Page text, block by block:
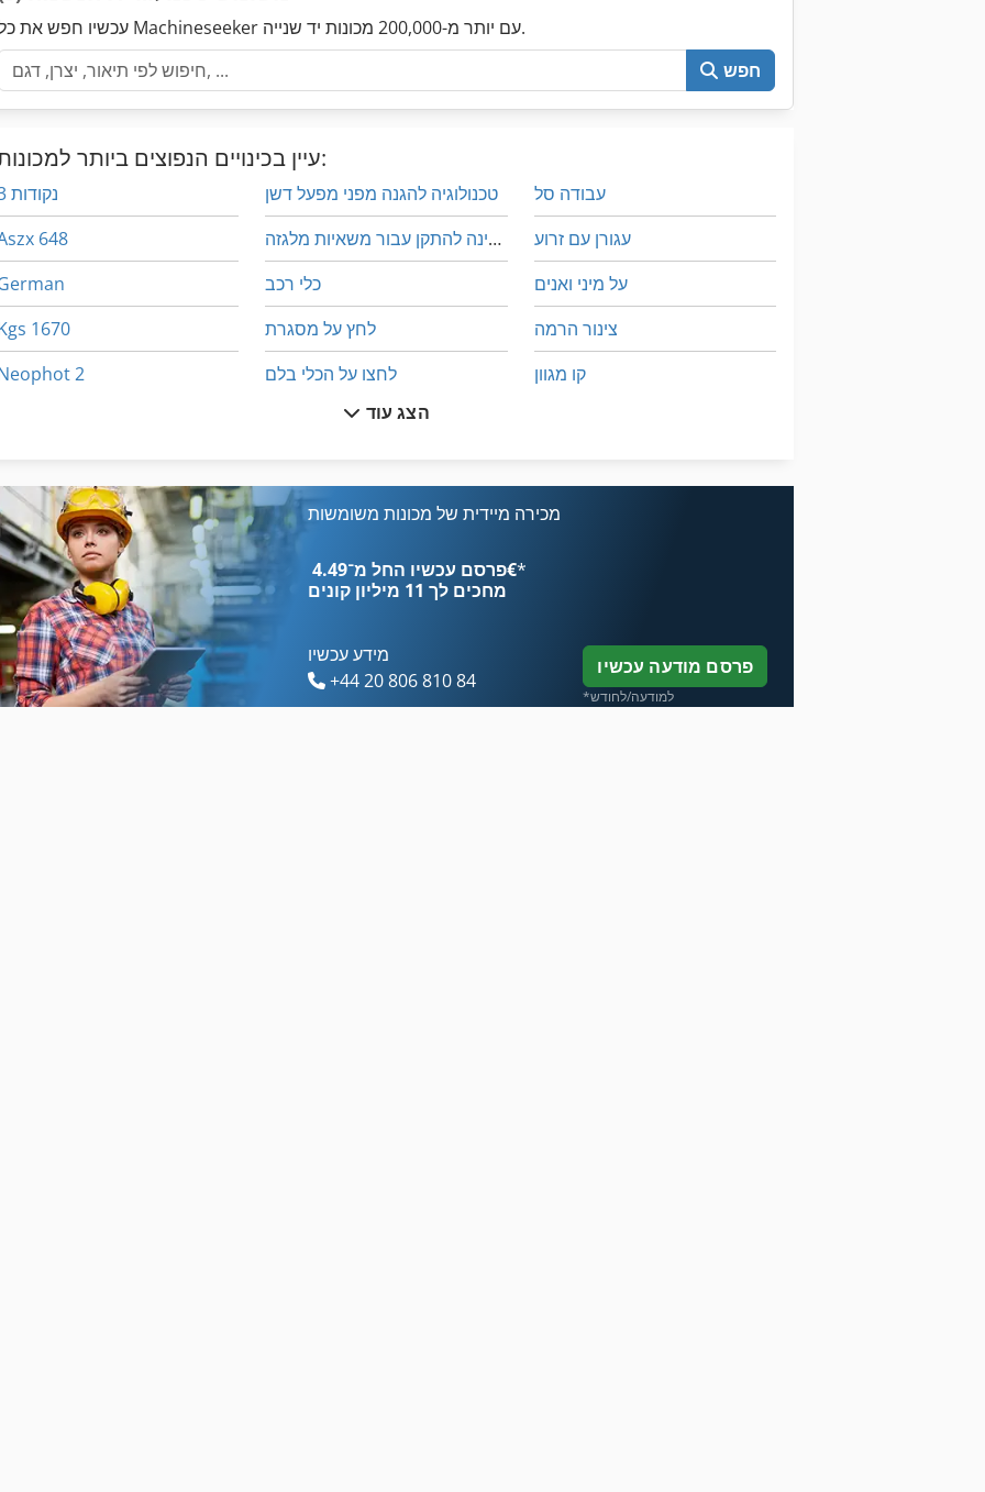
עכשיו חפש את כל Machineseeker עם יותר מ-200,000 מכונות יד שנייה.
חפש
עיין בכינויים הנפוצים ביותר למכונות:
3 נקודות
648
1670
2
הקש על
הקש על
טכנולוגיה להגנה מפני מפעל דשן
טעינה להתקן עבור משאיות מלגזה
כלי רכב
לחץ על מסגרת
לחצו על הכלי בלם
מנשא 2 עגור 20 5 כדי
מתח טעינה
עבודה סל
עגורן עם זרוע
על מיני ואנים
צינור הרמה
קו מגוון
הצג עוד
מכירה מיידית של מכונות משומשות
פרסם עכשיו החל מ־‏4.49 ‏€*
מחכים לך 11 מיליון קונים
מידע עכשיו
+44 20 806 810 84
פרסם מודעה עכשיו
*למודעה/לחודש